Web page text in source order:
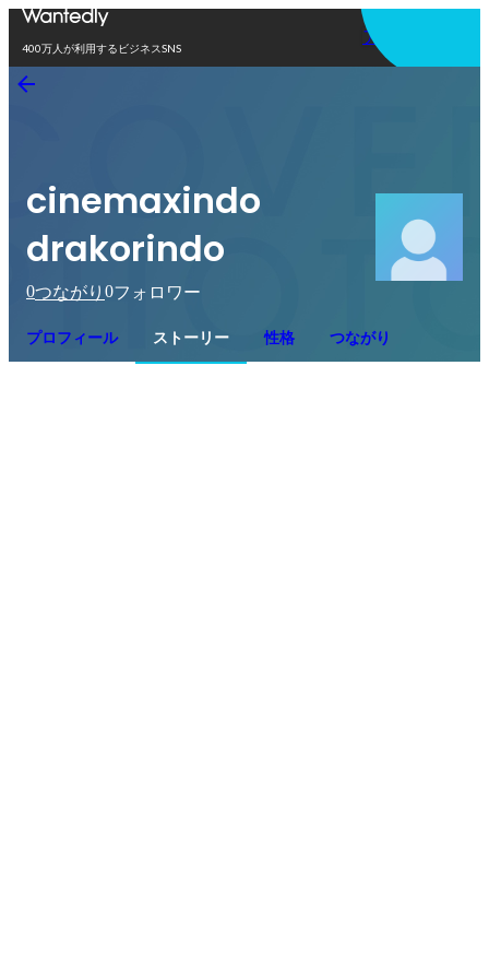
400万人が利用するビジネスSNS
アプリを使う
cinemaxindo
drakorindo
0つながり 0フォロワー
プロフィール ストーリー 性格 つながり